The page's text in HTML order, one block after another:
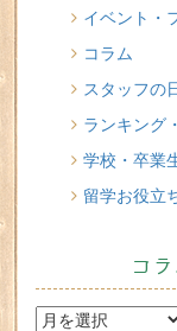
Cacciucco（カ
イベント・
コラム
スタッフの
ランキング
学校・卒業
留学お役立
コ